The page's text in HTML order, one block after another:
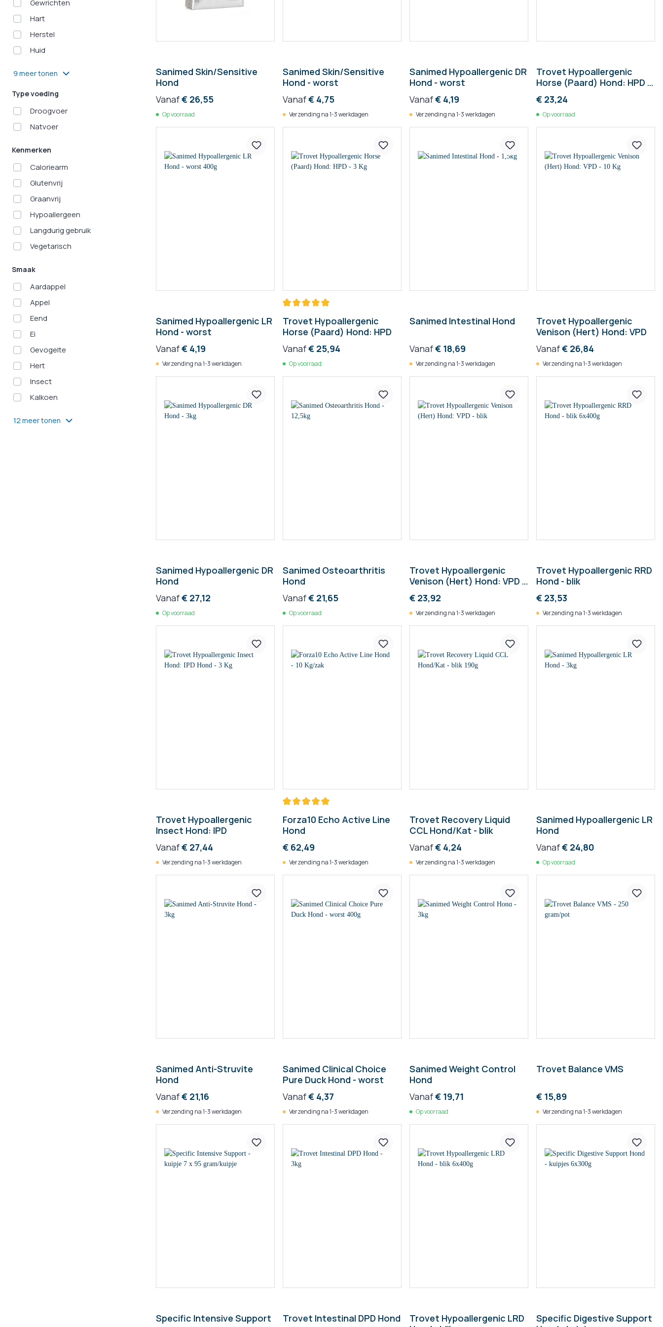
Gewrichten
Hart
Herstel
Huid
9 meer tonen
Type voeding
Droogvoer
Natvoer
Kenmerken
Caloriearm
Glutenvrij
Graanvrij
Hypoallergeen
Langdurig gebruik
Vegetarisch
Smaak
Aardappel
Appel
Eend
Ei
Gevogelte
Hert
Insect
Kalkoen
12 meer tonen
Sanimed Skin/Sensitive
Hond
Vanaf€ 26,55
Op voorraad
Sanimed Skin/Sensitive
Hond - worst
Vanaf€ 4,75
Verzending na 1-3 werkdagen
Sanimed Hypoallergenic DR
Hond - worst
Vanaf€ 4,19
Verzending na 1-3 werkdagen
Trovet Hypoallergenic
Horse (Paard) Hond: HPD -
blik
€ 23,24
Op voorraad
Sanimed Hypoallergenic LR
Hond - worst
Vanaf€ 4,19
Verzending na 1-3 werkdagen
Trovet Hypoallergenic
Horse (Paard) Hond: HPD
Vanaf€ 25,94
Op voorraad
Sanimed Intestinal Hond
Vanaf€ 18,69
Verzending na 1-3 werkdagen
Trovet Hypoallergenic
Venison (Hert) Hond: VPD
Vanaf€ 26,84
Verzending na 1-3 werkdagen
Sanimed Hypoallergenic DR
Hond
Vanaf€ 27,12
Op voorraad
Sanimed Osteoarthritis
Hond
Vanaf€ 21,65
Op voorraad
Trovet Hypoallergenic
Venison (Hert) Hond: VPD -
blik
€ 23,92
Verzending na 1-3 werkdagen
Trovet Hypoallergenic RRD
Hond - blik
€ 23,53
Verzending na 1-3 werkdagen
Trovet Hypoallergenic
Insect Hond: IPD
Vanaf€ 27,44
Verzending na 1-3 werkdagen
Forza10 Echo Active Line
Hond
€ 62,49
Verzending na 1-3 werkdagen
Trovet Recovery Liquid
CCL Hond/Kat - blik
Vanaf€ 4,24
Verzending na 1-3 werkdagen
Sanimed Hypoallergenic LR
Hond
Vanaf€ 24,80
Op voorraad
Sanimed Anti-Struvite
Hond
Vanaf€ 21,16
Verzending na 1-3 werkdagen
Sanimed Clinical Choice
Pure Duck Hond - worst
Vanaf€ 4,37
Verzending na 1-3 werkdagen
Sanimed Weight Control
Hond
Vanaf€ 19,71
Op voorraad
Trovet Balance VMS
€ 15,89
Verzending na 1-3 werkdagen
Specific Intensive Support Trovet Intestinal DPD Hond
Trovet Hypoallergenic LRD
Specific Digestive Support